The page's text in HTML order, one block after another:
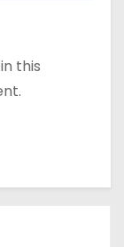
this